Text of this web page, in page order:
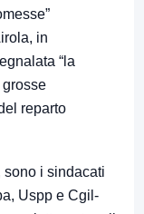
in
“la
reparto
sono i sindacati
Uspp e Cgil-